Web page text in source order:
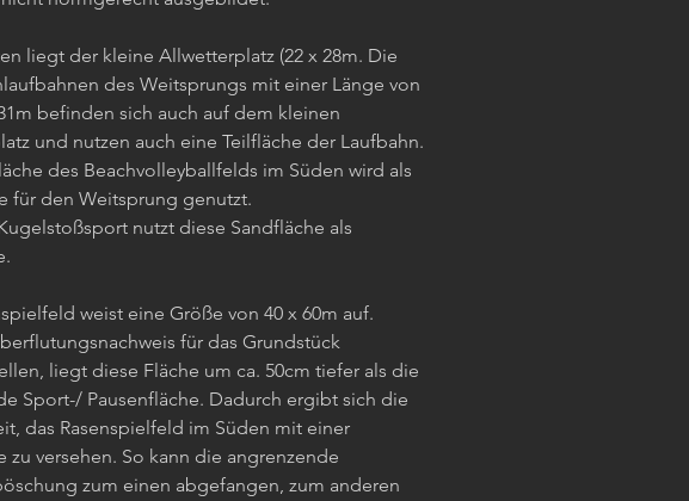
liegt der kleine Allwetterplatz (22 x 28m. Die
des Weitsprungs mit einer Länge von
befinden sich auch auf dem kleinen
und nutzen auch eine Teilfläche der Laufbahn.
des Beachvolleyballfelds im Süden wird als
für den Weitsprung genutzt.
nutzt diese Sandfläche als
weist eine Größe von 40 x 60m auf.
für das Grundstück
liegt diese Fläche um ca. 50cm tiefer als die
Sport-/ Pausenfläche. Dadurch ergibt sich die
das Rasenspielfeld im Süden mit einer
zu versehen. So kann die angrenzende
zum einen abgefangen, zum anderen